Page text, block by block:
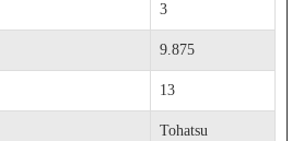
3
9.875
13
Tohatsu